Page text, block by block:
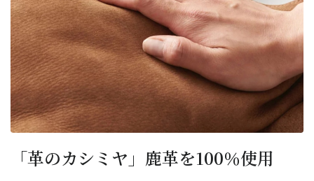
「革のカシミヤ」鹿革を100％使用